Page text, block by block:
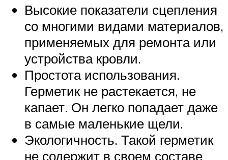
Высокие показатели сцепления
со многими видами материалов,
применяемых для ремонта или
устройства кровли.
Простота использования.
Герметик не растекается, не
капает. Он легко попадает даже
в самые маленькие щели.
Экологичность. Такой герметик
не содержит в своем составе